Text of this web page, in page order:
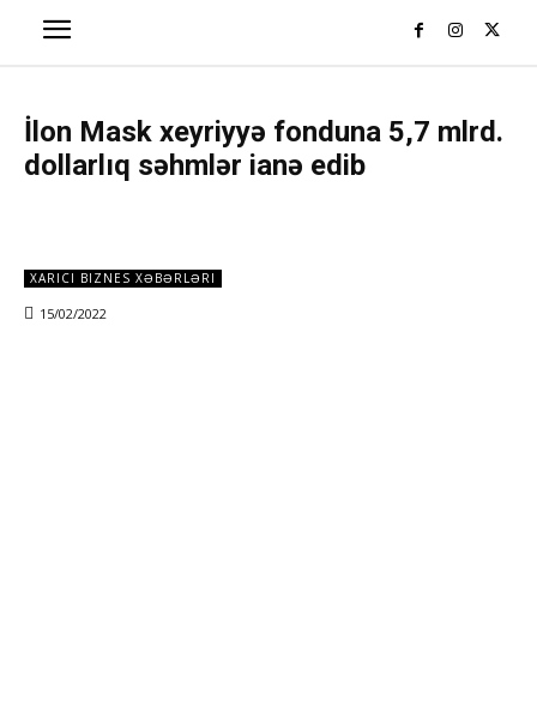
İlon Mask xeyriyyə fonduna 5,7 mlrd.
dollarlıq səhmlər ianə edib
XARICI BIZNES XƏBƏRLƏRI
15/02/2022